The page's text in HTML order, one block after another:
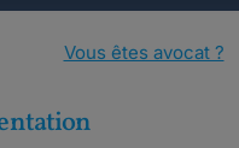
Vous êtes avocat ?